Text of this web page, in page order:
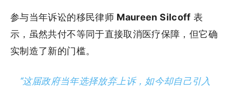
参与当年诉讼的移民律师 Maureen Silcoff 表
示，虽然共付不等同于直接取消医疗保障，但它确
实制造了新的门槛。
“这届政府当年选择放弃上诉，如今却自己引入